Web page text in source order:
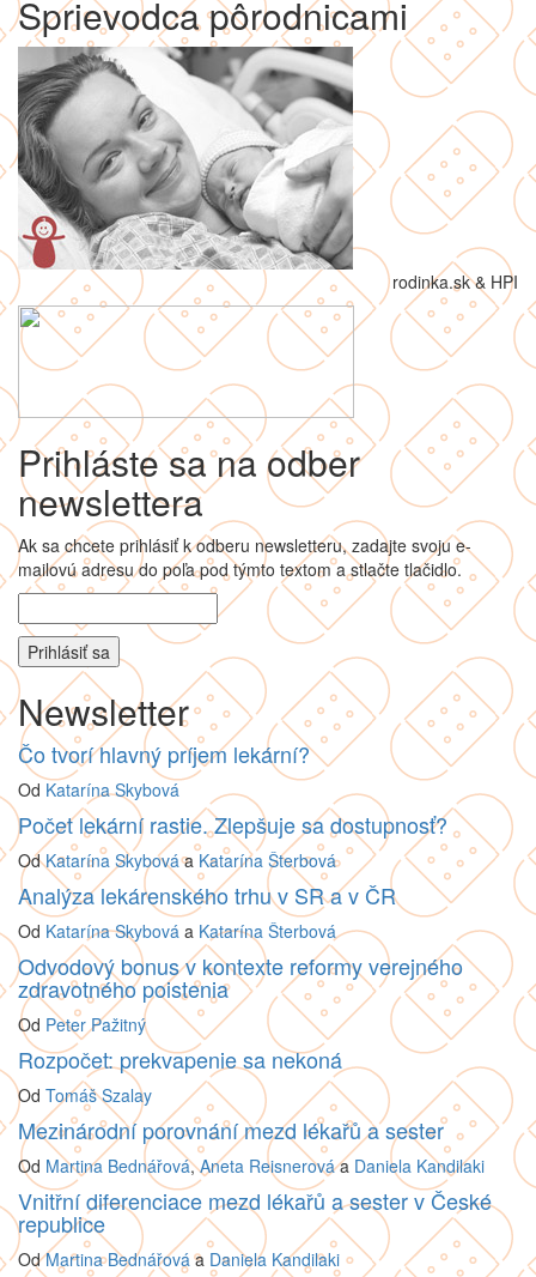
Sprievodca pôrodnicami
rodinka.sk & HPI
Prihláste sa na odber
newslettera
Ak sa chcete prihlásiť k odberu newsletteru, zadajte svoju e-
mailovú adresu do poľa pod týmto textom a stlačte tlačidlo.
Newsletter
Čo tvorí hlavný príjem lekární?
Od Katarína Skybová
Počet lekární rastie. Zlepšuje sa dostupnosť?
OdKatarína Skybováa Katarína Šterbová
Analýza lekárenského trhu v SR a v ČR
Od Katarína Skybová a Katarína Šterbová
Odvodový bonus v kontexte reformy verejného
zdravotného poistenia
Od Peter Pažitný
Rozpočet: prekvapenie sa nekoná
Od Tomáš Szalay
Mezinárodní porovnání mezd lékařů a sester
Od Martina Bednářová,Aneta Reisnerováa Daniela Kandilaki
Vnitřní diferenciace mezd lékařů a sester v České
republice
OdMartina Bednářováa Daniela Kandilaki